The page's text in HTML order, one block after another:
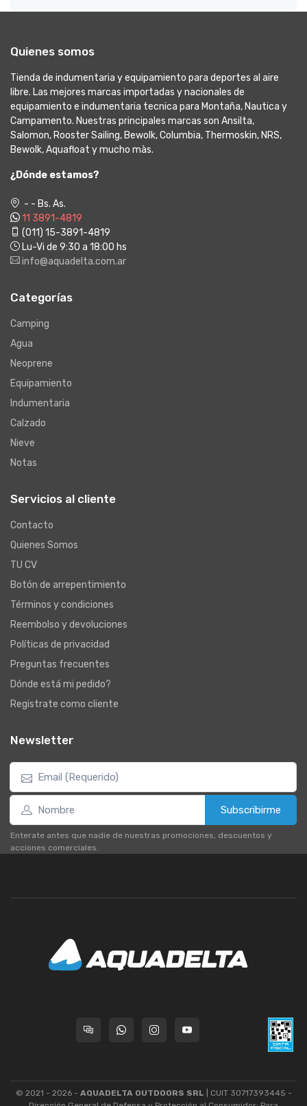
Quienes somos
Tienda de indumentaria y equipamiento para deportes al aire
libre. Las mejores marcas importadas y nacionales de
equipamiento e indumentaria tecnica para Montaña, Nautica y
Campamento. Nuestras principales marcas son Ansilta,
Salomon, Rooster Sailing, Bewolk, Columbia, Thermoskin, NRS,
Bewolk, Aquafloat y mucho màs.
¿Dónde estamos?
- - Bs. As.
11 3891-4819
(011) 15-3891-4819
Lu-Vi de 9:30 a 18:00 hs
info@aquadelta.com.ar
Categorías
Camping
Agua
Neoprene
Equipamiento
Indumentaria
Calzado
Nieve
Notas
Servicios al cliente
Contacto
Quienes Somos
TU CV
Botón de arrepentimiento
Términos y condiciones
Reembolso y devoluciones
Políticas de privacidad
Preguntas frecuentes
Dónde está mi pedido?
Registrate como cliente
Newsletter
Subscribirme
Enterate antes que nadie de nuestras promociones, descuentos y
acciones comerciales.
© 2021 - 2026 - AQUADELTA OUTDOORS SRL | CUIT 30717393445 -